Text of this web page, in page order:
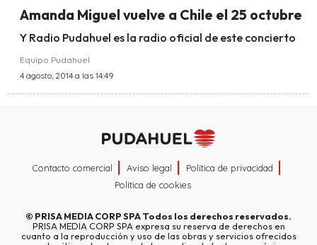
Amanda Miguel vuelve a Chile el 25 octubre
Y Radio Pudahuel es la radio oficial de este concierto
Equipo Pudahuel
4 agosto, 2014 a las 14:49
Contacto comercial Aviso legal
Política de privacidad
Política de cookies
© PRISA MEDIA CORP SPATodos los derechos reservados.
PRISA MEDIA CORP SPA expresa su reserva de derechos en
cuanto a la reproducción y uso de las obras y servicios ofrecidos